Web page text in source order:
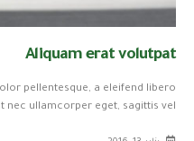
Aliquam erat volutpat
pellentesque, a eleifend libero
ullamcorper eget, sagittis vel...